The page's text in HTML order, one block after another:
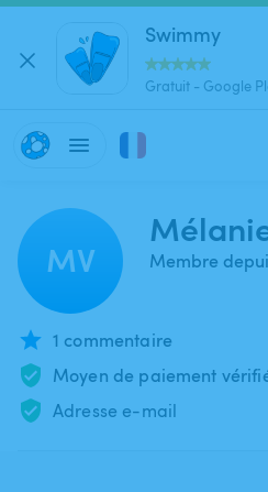
Swimmy
Gratuit - Google
MV Membre
1 commentaire
Moyen de paiement
Adresse e-mail